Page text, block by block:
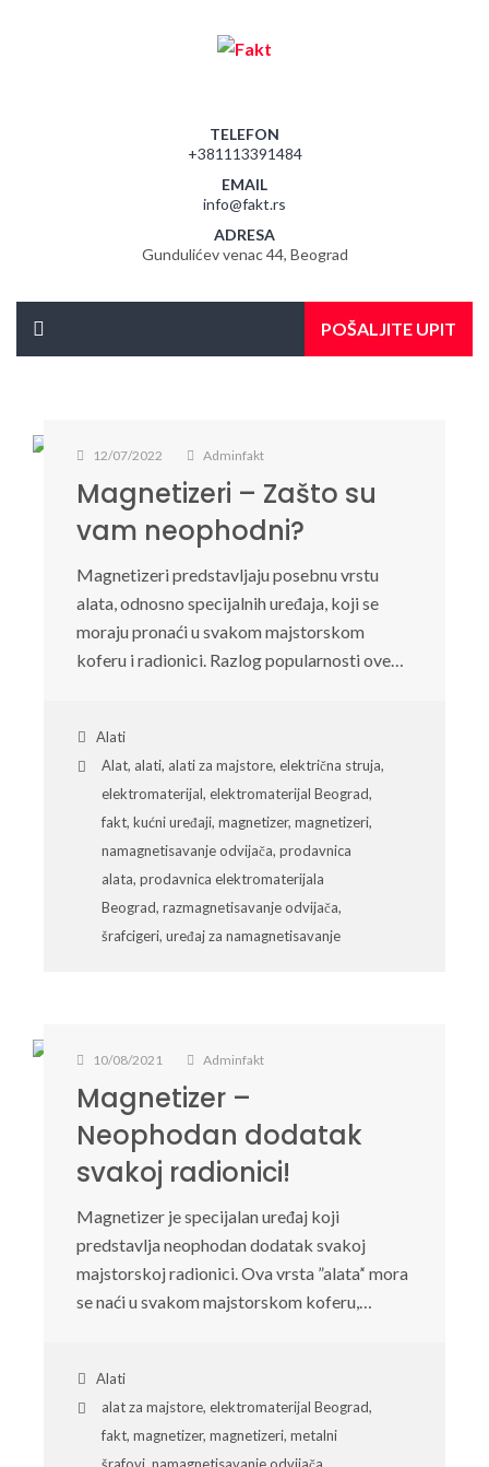
TELEFON
+381113391484
EMAIL
info@fakt.rs
ADRESA
Gundulićev venac 44, Beograd
POŠALJITE UPIT
12/07/2022 Adminfakt
Magnetizeri – Zašto su
vam neophodni?
Magnetizeri predstavljaju posebnu vrstu
alata, odnosno specijalnih uređaja, koji se
moraju pronaći u svakom majstorskom
koferu i radionici. Razlog popularnosti ove…
Alati
Alat, alati, alati za majstore, električna struja,
elektromaterijal, elektromaterijal Beograd,
fakt, kućni uređaji, magnetizer, magnetizeri,
namagnetisavanje odvijača, prodavnica
alata, prodavnica elektromaterijala
Beograd, razmagnetisavanje odvijača,
šrafcigeri, uređaj za namagnetisavanje
10/08/2021 Adminfakt
Magnetizer –
Neophodan dodatak
svakoj radionici!
Magnetizer je specijalan uređaj koji
predstavlja neophodan dodatak svakoj
majstorskoj radionici. Ova vrsta ”alata’‘ mora
se naći u svakom majstorskom koferu,…
Alati
alat za majstore, elektromaterijal Beograd,
fakt, magnetizer, magnetizeri, metalni
šrafovi, namagnetisavanje odvijača,